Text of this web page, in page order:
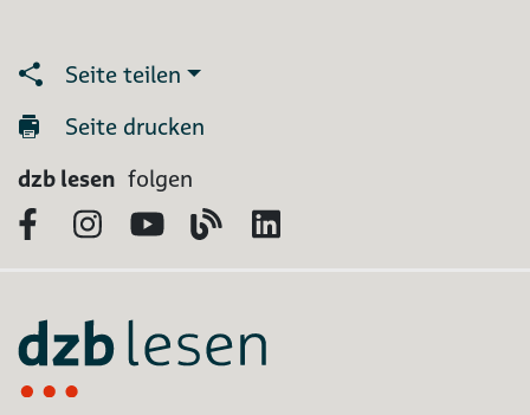
Seite teilen
Seite drucken
dzb lesen folgen
FacebookInstagram
YouTubeBlog